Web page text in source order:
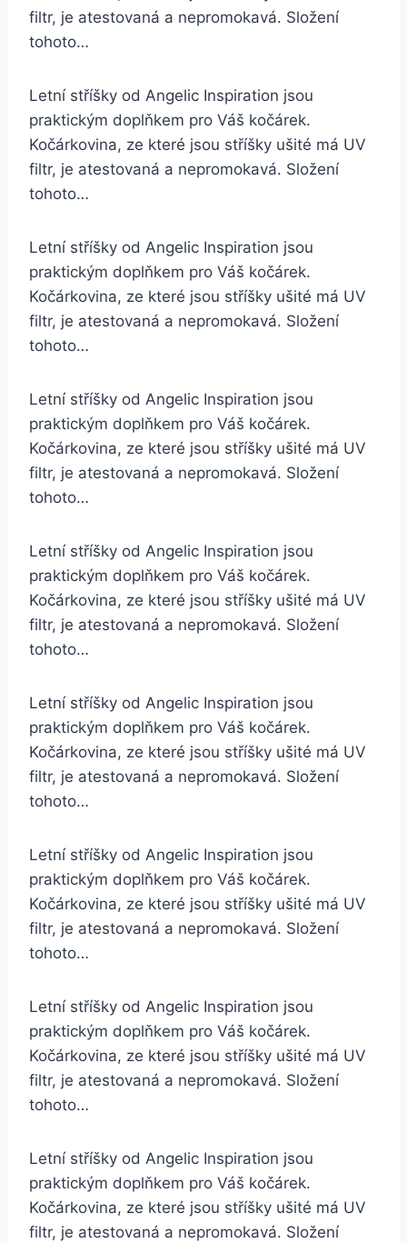
filtr, je atestovaná a nepromokavá. Složení
tohoto…
Letní stříšky od Angelic Inspiration jsou
praktickým doplňkem pro Váš kočárek.
Kočárkovina, ze které jsou stříšky ušité má UV
filtr, je atestovaná a nepromokavá. Složení
tohoto…
Letní stříšky od Angelic Inspiration jsou
praktickým doplňkem pro Váš kočárek.
Kočárkovina, ze které jsou stříšky ušité má UV
filtr, je atestovaná a nepromokavá. Složení
tohoto…
Letní stříšky od Angelic Inspiration jsou
praktickým doplňkem pro Váš kočárek.
Kočárkovina, ze které jsou stříšky ušité má UV
filtr, je atestovaná a nepromokavá. Složení
tohoto…
Letní stříšky od Angelic Inspiration jsou
praktickým doplňkem pro Váš kočárek.
Kočárkovina, ze které jsou stříšky ušité má UV
filtr, je atestovaná a nepromokavá. Složení
tohoto…
Letní stříšky od Angelic Inspiration jsou
praktickým doplňkem pro Váš kočárek.
Kočárkovina, ze které jsou stříšky ušité má UV
filtr, je atestovaná a nepromokavá. Složení
tohoto…
Letní stříšky od Angelic Inspiration jsou
praktickým doplňkem pro Váš kočárek.
Kočárkovina, ze které jsou stříšky ušité má UV
filtr, je atestovaná a nepromokavá. Složení
tohoto…
Letní stříšky od Angelic Inspiration jsou
praktickým doplňkem pro Váš kočárek.
Kočárkovina, ze které jsou stříšky ušité má UV
filtr, je atestovaná a nepromokavá. Složení
tohoto…
Letní stříšky od Angelic Inspiration jsou
praktickým doplňkem pro Váš kočárek.
Kočárkovina, ze které jsou stříšky ušité má UV
filtr, je atestovaná a nepromokavá. Složení